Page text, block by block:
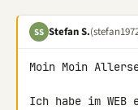
SS Stefan S.
Moin Moin
Ich habe im